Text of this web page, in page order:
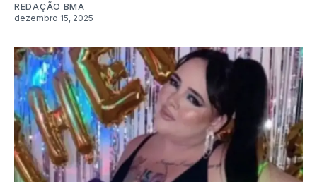
REDAÇÃO BMA
dezembro 15, 2025